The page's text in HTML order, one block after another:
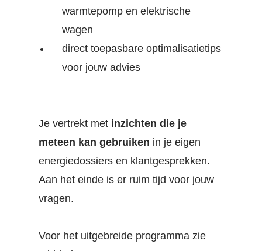
warmtepomp en elektrische
wagen
direct toepasbare optimalisatietips
voor jouw advies
Je vertrekt met inzichten die je
meteen kan gebruiken in je eigen
energiedossiers en klantgesprekken.
Aan het einde is er ruim tijd voor jouw
vragen.
Voor het uitgebreide programma zie